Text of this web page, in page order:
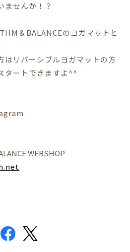
ませんか！？
＆BALANCEのヨガマットと
はリバーシブルヨガマットの方
タートできますよ^^
WEBSHOP